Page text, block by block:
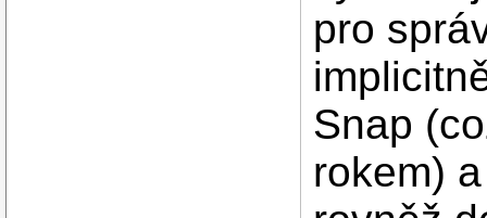
pro
Snap
rokem)